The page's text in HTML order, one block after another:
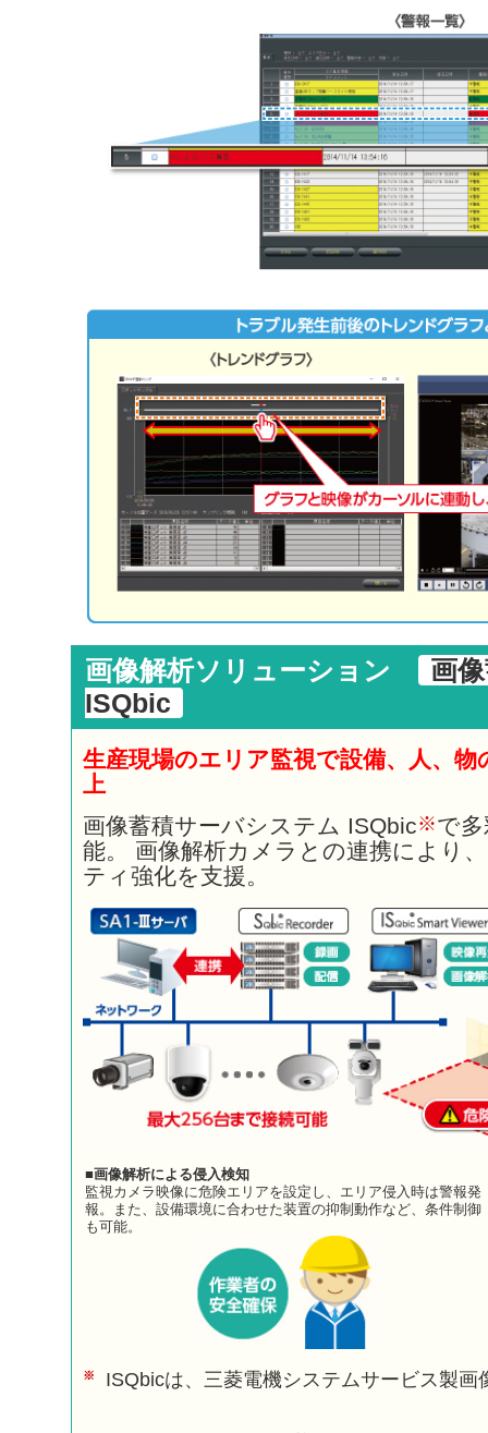
画像解析ソリューション
画
ISQbic
生産現場のエリア監視で設備、人、
上
画像蓄積サーバシステム ISQbic※で
能。 画像解析カメラとの連携により
ティ強化を支援。
■画像解析による侵入検知
監視カメラ映像に危険エリアを設定し、エリア侵入時は警報発
報。また、設備環境に合わせた装置の抑制動作など、条件制御
も可能。
※ ISQbicは、三菱電機システムサービス製